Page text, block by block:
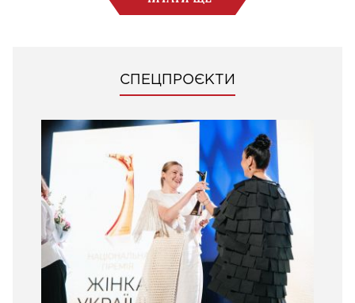
СПЕЦПРОЄКТИ